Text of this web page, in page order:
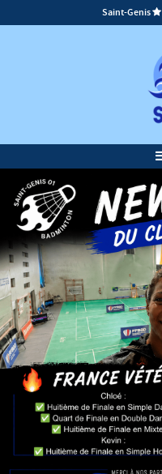
Saint-Genis